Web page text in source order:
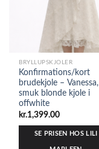
BRYLLUPSKJOLER
Konfirmations/kort
brudekjole – Vanessa,
smuk blonde kjole i
offwhite
kr.1,399.00
SE PRISEN HOS LILI